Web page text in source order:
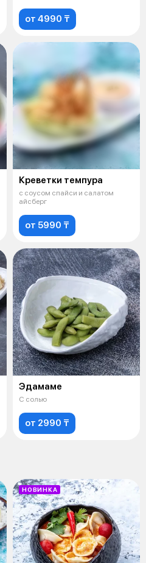
от 4990 ₸
Креветки темпура
с соусом спайси и салатом
айсберг
от 5990 ₸
Эдамаме
С солью
от 2990 ₸
НОВИНКА